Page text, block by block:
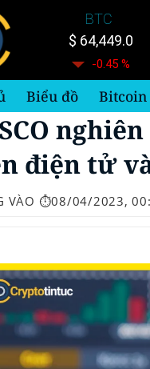
BTC
$ 64,449.0
-0.45 %
Biểu đồ Bitcoin
điện tử
VÀO ⏱️08/04/2023,